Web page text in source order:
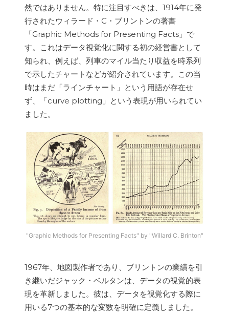
然ではありません。特に注目すべきは、1914年に発
行されたウィラード・C・ブリントンの著書
「Graphic Methods for Presenting Facts」で
す。これはデータ視覚化に関する初の経営書として
知られ、例えば、列車のマイル当たり収益を時系列
で示したチャートなどが紹介されています。この当
時はまだ「ラインチャート」という用語が存在せ
ず、「curve plotting」という表現が用いられてい
ました。
"Graphic Methods for Presenting Facts" by "Willard C. Brinton"
1967年、地図製作者であり、ブリントンの業績を引
き継いだジャック・ベルタンは、データの視覚的表
現を革新しました。彼は、データを視覚化する際に
用いる7つの基本的な変数を明確に定義しました。